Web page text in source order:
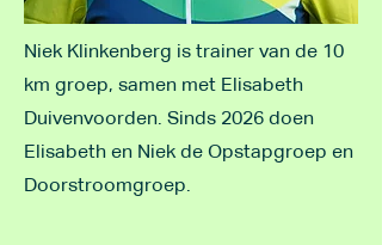
Niek Klinkenberg is trainer van de 10
km groep, samen met Elisabeth
Duivenvoorden. Sinds 2026 doen
Elisabeth en Niek de Opstapgroep en
Doorstroomgroep.